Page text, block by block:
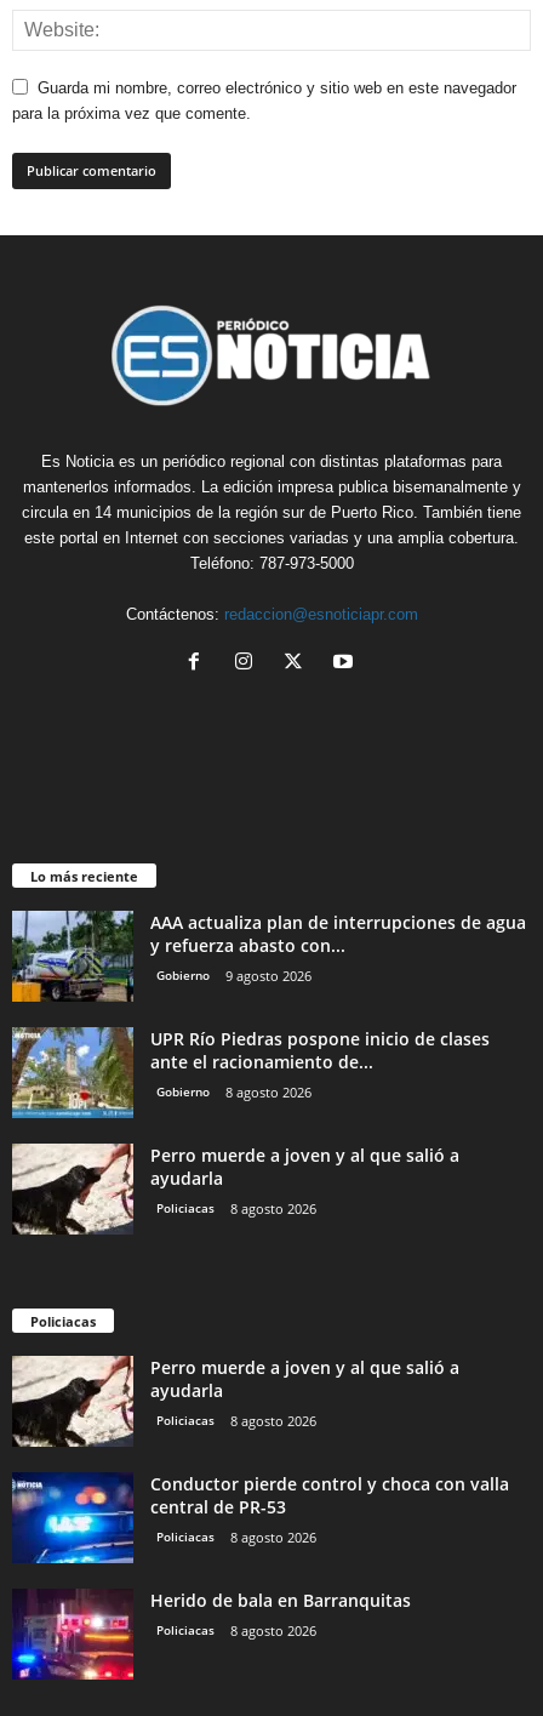
Guarda mi nombre, correo electrónico y sitio web en este navegador
para la próxima vez que comente.
Es Noticia es un periódico regional con distintas plataformas para
mantenerlos informados. La edición impresa publica bisemanalmente y
circula en 14 municipios de la región sur de Puerto Rico. También tiene
este portal en Internet con secciones variadas y una amplia cobertura.
Teléfono: 787-973-5000
Contáctenos: redaccion@esnoticiapr.com
Lo más reciente
AAA actualiza plan de interrupciones de agua
y refuerza abasto con...
Gobierno 9 agosto 2026
UPR Río Piedras pospone inicio de clases
ante el racionamiento de...
Gobierno 8 agosto 2026
Perro muerde a joven y al que salió a
ayudarla
Policiacas 8 agosto 2026
Policiacas
Perro muerde a joven y al que salió a
ayudarla
Policiacas 8 agosto 2026
Conductor pierde control y choca con valla
central de PR-53
Policiacas 8 agosto 2026
Herido de bala en Barranquitas
Policiacas 8 agosto 2026